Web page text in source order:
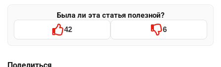
Была ли эта статья полезной?
42 6